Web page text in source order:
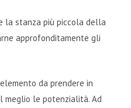
la stanza più piccola della
approfonditamente gli
da prendere in
meglio le potenzialità. Ad